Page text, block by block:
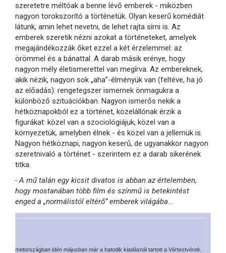
szeretetre méltóak a benne lévő emberek - miközben
nagyon torokszorító a történetük. Olyan keserű komédiát
látunk, amin lehet nevetni, de lehet rajta sírni is. Az
emberek szeretik nézni azokat a történeteket, amelyek
megajándékozzák őket ezzel a két érzelemmel: az
örömmel és a bánattal. A darab másik erénye, hogy
nagyon mély életismerettel van megírva. Az embereknek,
akik nézik, nagyon sok „aha”-élményük van (feltéve, ha jó
az előadás): rengetegszer ismernek önmagukra a
különböző szituációkban. Nagyon ismerős nekik a
hétköznapokból ez a történet, közelállónak érzik a
figurákat: közel van a szociológiájuk, közel van a
környezetük, amelyben élnek - és közel van a jellemük is.
Nagyon hétköznapi, nagyon keserű, de ugyanakkor nagyon
szeretnivaló a történet - szerintem ez a darab sikerének
titka.
- A mű talán egy kicsit divatos is abban az értelemben,
hogy mostanában több film és színmű is betekintést
enged a „normálistól eltérő” emberek világába...
Németországban idén májusban már a hatodik kiadásnál tartott a Vértestvérek.